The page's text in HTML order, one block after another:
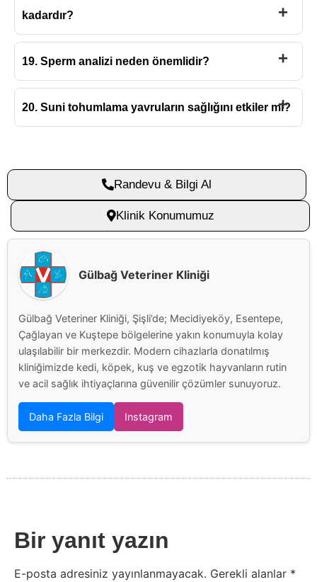
kadardır?
19. Sperm analizi neden önemlidir?
20. Suni tohumlama yavruların sağlığını etkiler mi?
Randevu & Bilgi Al
Klinik Konumumuz
Gülbağ Veteriner Kliniği
Gülbağ Veteriner Kliniği, Şişli’de; Mecidiyeköy, Esentepe,
Çağlayan ve Kuştepe bölgelerine yakın konumuyla kolay
ulaşılabilir bir merkezdir. Modern cihazlarla donatılmış
kliniğimizde kedi, köpek, kuş ve egzotik hayvanların rutin
ve acil sağlık ihtiyaçlarına güvenilir çözümler sunuyoruz.
Daha Fazla Bilgi Instagram
Bir yanıt yazın
E-posta adresiniz yayınlanmayacak. Gerekli alanlar *